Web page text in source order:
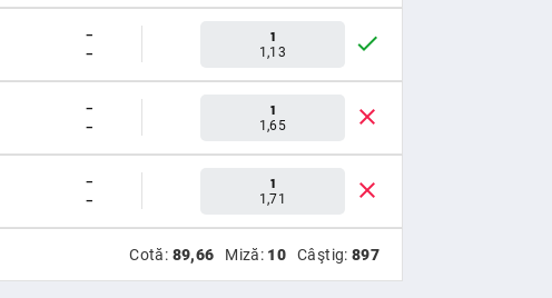
-
-
1
1,13
-
-
1
1,65
-
-
1
1,71
Cotă: 89,66 Miză: 10 Câştig: 897